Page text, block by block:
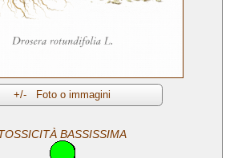
BASSISSIMA